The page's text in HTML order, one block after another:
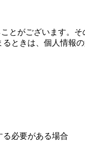
とがございます。
ときは、個人情報
必要がある場合